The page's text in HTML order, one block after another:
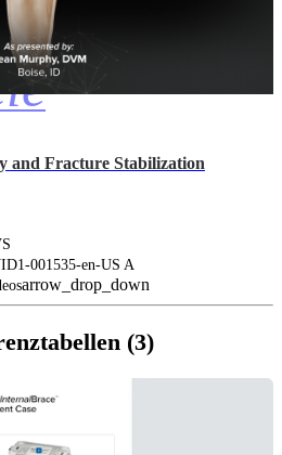
and Fracture Stabilization
001535-en-US A
arrow_drop_down
(3)